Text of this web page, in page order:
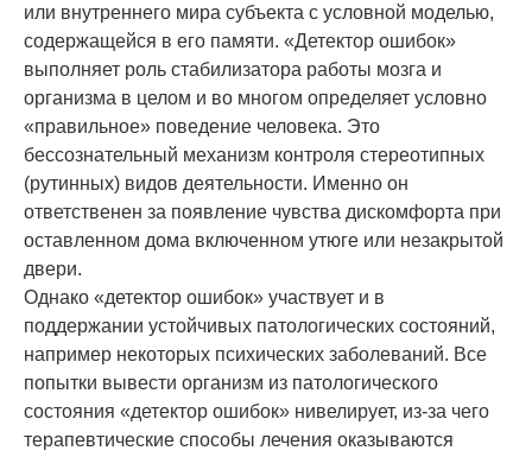
или внутреннего мира субъекта с условной моделью,
содержащейся в его памяти. «Детектор ошибок»
выполняет роль стабилизатора работы мозга и
организма в целом и во многом определяет условно
«правильное» поведение человека. Это
бессознательный механизм контроля стереотипных
(рутинных) видов деятельности. Именно он
ответственен за появление чувства дискомфорта при
оставленном дома включенном утюге или незакрытой
двери.
Однако «детектор ошибок» участвует и в
поддержании устойчивых патологических состояний,
например некоторых психических заболеваний. Все
попытки вывести организм из патологического
состояния «детектор ошибок» нивелирует, из-за чего
терапевтические способы лечения оказываются